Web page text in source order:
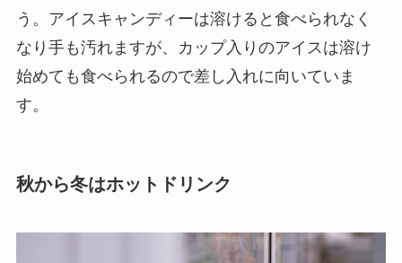
う。アイスキャンディーは溶けると食べられなく
なり手も汚れますが、カップ入りのアイスは溶け
始めても食べられるので差し入れに向いていま
す。
秋から冬はホットドリンク